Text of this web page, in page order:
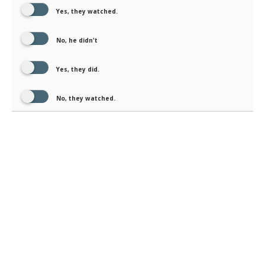
Yes, they watched.
No, he didn't
Yes, they did.
No, they watched.